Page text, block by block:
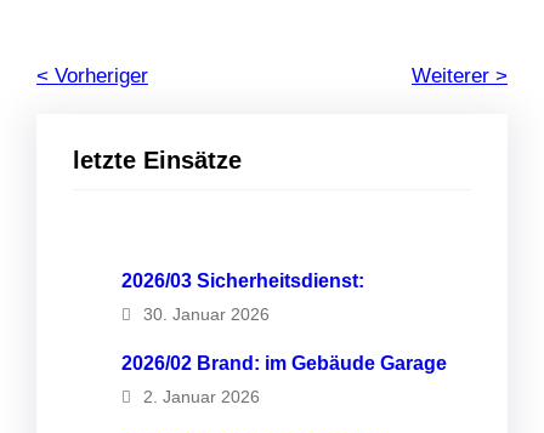
letzte Einsätze
2026/03 Sicherheitsdienst:
30. Januar 2026
2026/02 Brand: im Gebäude Garage
2. Januar 2026
< Vorheriger Weiterer >